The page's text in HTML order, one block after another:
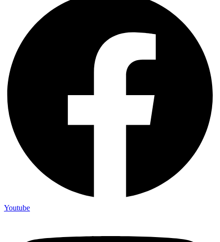
Youtube